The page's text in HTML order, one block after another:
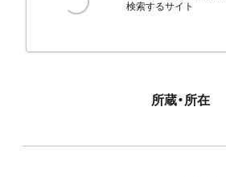
検索するサイト
所蔵・所在